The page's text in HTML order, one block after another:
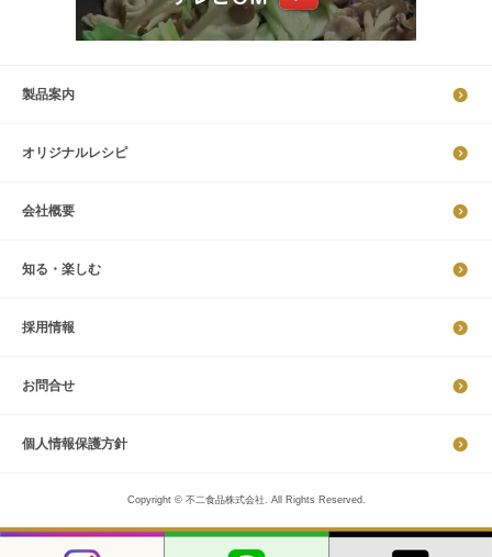
製品案内
オリジナルレシピ
会社概要
知る・楽しむ
採​用​情​報
お問合せ
個​人​情​報​保​護​方​針​​​
Copyright © 不二食品株式会社. All Rights Reserved.